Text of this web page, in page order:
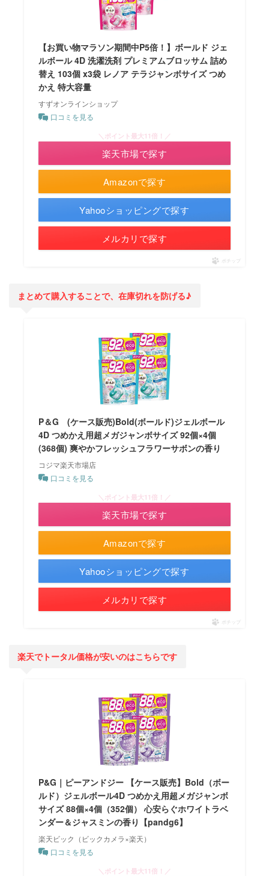
【お買い物マラソン期間中P5倍！】ボールド ジェ
ルボール 4D 洗濯洗剤 プレミアムブロッサム 詰め
替え 103個 x3袋 レノア テラジャンボサイズ つめ
かえ 特大容量
すずオンラインショップ
口コミを見る
Amazonで探す
＼ポイント最大11倍！／
楽天市場で探す
Yahooショッピングで探す
メルカリで探す
ポチップ
まとめて購入することで、在庫切れを防げる♪
P＆G (ケース販売)Bold(ボールド)ジェルボール
4D つめかえ用超メガジャンボサイズ 92個×4個
(368個) 爽やかフレッシュフラワーサボンの香り
コジマ楽天市場店
口コミを見る
Amazonで探す
＼ポイント最大11倍！／
楽天市場で探す
Yahooショッピングで探す
メルカリで探す
ポチップ
楽天でトータル価格が安いのはこちらです
P&G｜ピーアンドジー 【ケース販売】Bold（ボー
ルド）ジェルボール4D つめかえ用超メガジャンボ
サイズ 88個×4個（352個） 心安らぐホワイトラベ
ンダー＆ジャスミンの香り【pandg6】
楽天ビック（ビックカメラ×楽天）
口コミを見る
＼ポイント最大11倍！／